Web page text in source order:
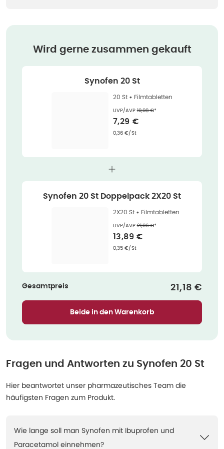
Wird gerne zusammen gekauft
Synofen 20 St
20 St • Filmtabletten
UVP/AVPEhemaliger Preis (U V P)
10,98 €*
Verkaufspreis
7,29 €
Grundpreis
0,36 €/St
Synofen 20 St Doppelpack 2X20 St
2X20 St • Filmtabletten
UVP/AVPEhemaliger Preis (U V P)
21,96 €*
Verkaufspreis
13,89 €
Grundpreis
0,35 €/St
Gesamtpreis 21,18 €
Beide in den Warenkorb
Fragen und Antworten zu Synofen 20 St
Hier beantwortet unser pharmazeutisches Team die
häufigsten Fragen zum Produkt.
Wie lange soll man Synofen mit Ibuprofen und
Paracetamol einnehmen?